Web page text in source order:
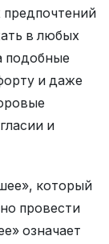
в любых
подобные
и даже
и
который
провести
означает